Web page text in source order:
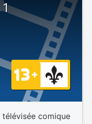
télévisée comique